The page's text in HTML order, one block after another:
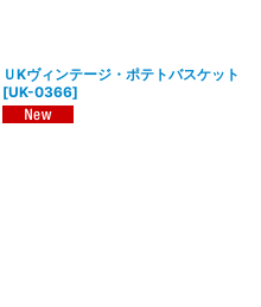
ＵKヴィンテージ・ポテトバスケット
[UK-0366]